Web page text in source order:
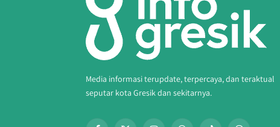
Media informasi terupdate, terpercaya, dan teraktual
seputar kota Gresik dan sekitarnya.